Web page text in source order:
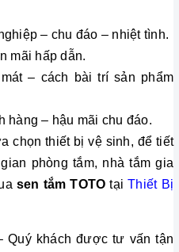
– chu đáo – nhiệt tình.
mãi hấp dẫn.
– cách bài trí sản phẩm
hàng – hậu mãi chu đáo.
chọn thiết bị vệ sinh, để tiết
phòng tắm, nhà tắm gia
sen tắm TOTO tạiThiết Bị
Quý khách được tư vấn tận